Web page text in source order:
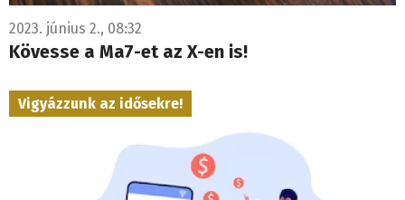
2023. június 2., 08:32
Kövesse a Ma7-et az X-en is!
Vigyázzunk az idősekre!